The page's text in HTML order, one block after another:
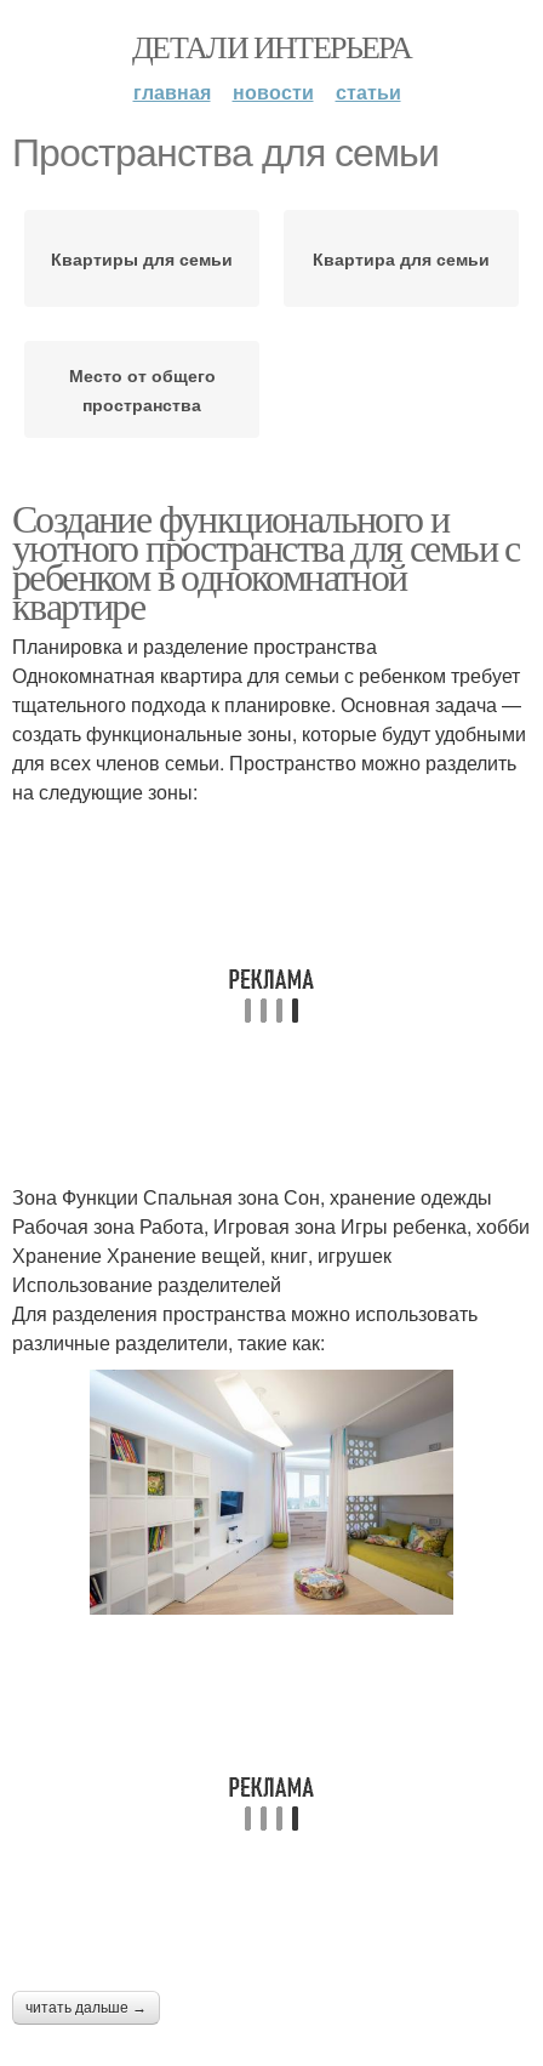
ДЕТАЛИ ИНТЕРЬЕРА
главная новости статьи
Пространства для семьи
Квартиры для семьи Квартира для семьи
Место от общего
пространства
Создание функционального и
уютного пространства для семьи с
ребенком в однокомнатной
квартире
Планировка и разделение пространства
Однокомнатная квартира для семьи с ребенком требует
тщательного подхода к планировке. Основная задача —
создать функциональные зоны, которые будут удобными
для всех членов семьи. Пространство можно разделить
на следующие зоны:
Зона Функции Спальная зона Сон, хранение одежды
Рабочая зона Работа, Игровая зона Игры ребенка, хобби
Хранение Хранение вещей, книг, игрушек
Использование разделителей
Для разделения пространства можно использовать
различные разделители, такие как:
читать дальше →